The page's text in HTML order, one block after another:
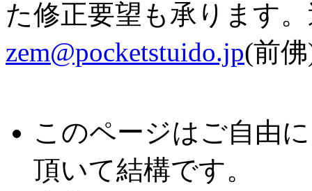
た修正要望も承ります
zem@pocketstuido.jp(前
このページはご自由
頂いて結構です。